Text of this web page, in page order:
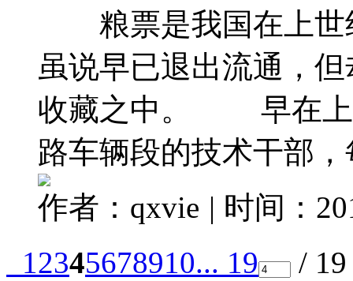
粮票是我国在上世
虽说早已退出流通，
收藏之中。 早在上
路车辆段的技术干部
作者：qxvie | 时间：
12345678910... 19 /